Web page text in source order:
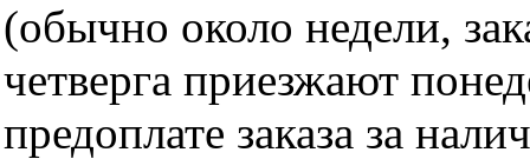
(обычно около недели,
четверга приезжают
предоплате заказа за